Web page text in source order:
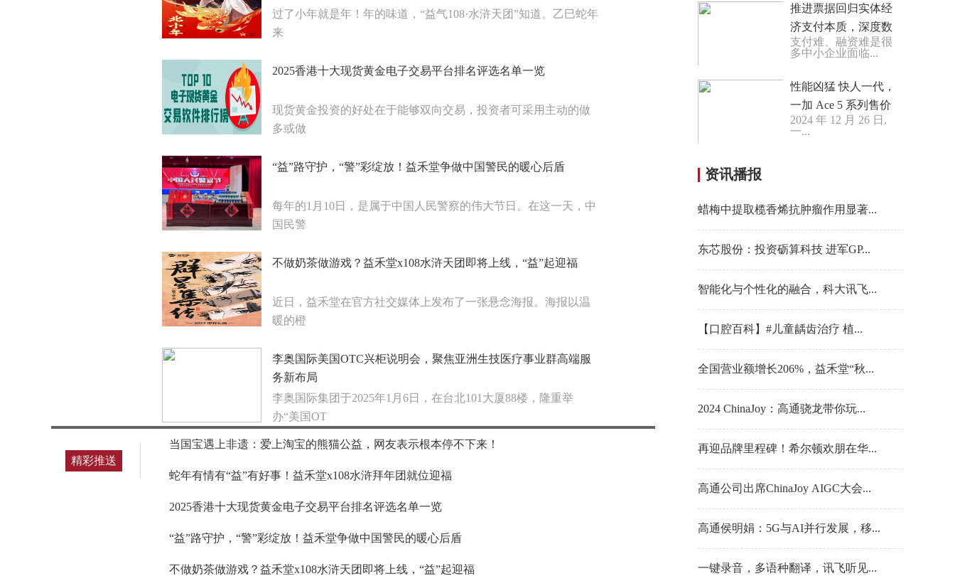
过了小年就是年！年的味道，“益气108·水浒天团”知道。乙巳蛇年
来
2025香港十大现货黄金电子交易平台排名评选名单一览
现货黄金投资的好处在于能够双向交易，投资者可采用主动的做
多或做
“益”路守护，“警”彩绽放！益禾堂争做中国警民的暖心后盾
每年的1月10日，是属于中国人民警察的伟大节日。在这一天，中
国民警
不做奶茶做游戏？益禾堂x108水浒天团即将上线，“益”起迎福
近日，益禾堂在官方社交媒体上发布了一张悬念海报。海报以温
暖的橙
李奥国际美国OTC兴柜说明会，聚焦亚洲生技医疗事业群高端服
务新布局
李奥国际集团于2025年1月6日，在台北101大厦88楼，隆重举
办“美国OT
精彩推送
当国宝遇上非遗：爱上淘宝的熊猫公益，网友表示根本停不下来！
蛇年有情有“益”有好事！益禾堂x108水浒拜年团就位迎福
2025香港十大现货黄金电子交易平台排名评选名单一览
“益”路守护，“警”彩绽放！益禾堂争做中国警民的暖心后盾
不做奶茶做游戏？益禾堂x108水浒天团即将上线，“益”起迎福
推进票据回归实体经
济支付本质，深度数
科22万家企业服务之
支付难、融资难是很
多中小企业面临...
性能凶猛 快人一代，
一加 Ace 5 系列售价
2299 元起
2024 年 12 月 26 日,
一...
资讯播报
蜡梅中提取榄香烯抗肿瘤作用显著...
东芯股份：投资砺算科技 进军GP...
智能化与个性化的融合，科大讯飞...
【口腔百科】#儿童龋齿治疗 植...
全国营业额增长206%，益禾堂“秋...
2024 ChinaJoy：高通骁龙带你玩...
再迎品牌里程碑！希尔顿欢朋在华...
高通公司出席ChinaJoy AIGC大会...
高通侯明娟：5G与AI并行发展，移...
一键录音，多语种翻译，讯飞听见...